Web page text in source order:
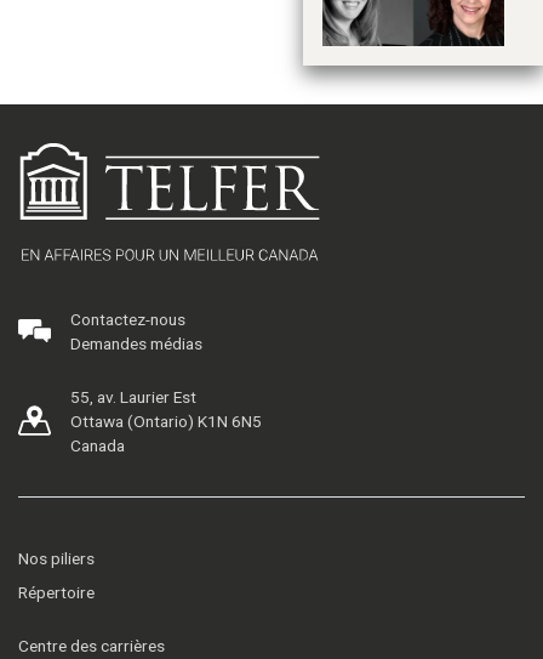
Contactez-nous
Demandes médias
55, av. Laurier Est
Ottawa (Ontario) K1N 6N5
Canada
Nos piliers
Répertoire
Centre des carrières